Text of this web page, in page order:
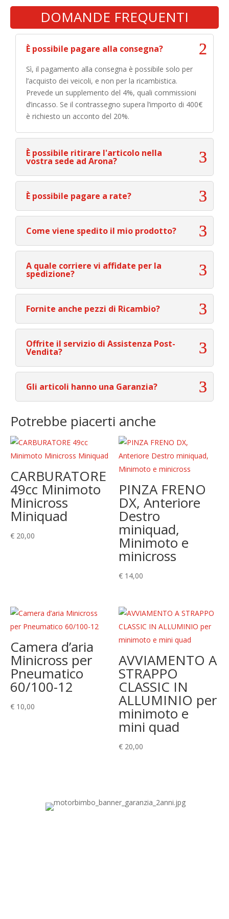
DOMANDE FREQUENTI
È possibile pagare alla consegna?
Sì, il pagamento alla consegna è possibile solo per
l’acquisto dei veicoli, e non per la ricambistica.
Prevede un supplemento del 4%, quali commissioni
d’incasso. Se il contrassegno supera l’importo di 400€
è richiesto un acconto del 20%.
È possibile ritirare l'articolo nella
vostra sede ad Arona?
È possibile pagare a rate?
Come viene spedito il mio prodotto?
A quale corriere vi affidate per la
spedizione?
Fornite anche pezzi di Ricambio?
Offrite il servizio di Assistenza Post-
Vendita?
Gli articoli hanno una Garanzia?
Potrebbe piacerti anche
CARBURATORE
49cc Minimoto
Minicross
Miniquad
€ 20,00
PINZA FRENO
DX, Anteriore
Destro
miniquad,
Minimoto e
minicross
€ 14,00
Camera d’aria
Minicross per
Pneumatico
60/100-12
€ 10,00
AVVIAMENTO A
STRAPPO
CLASSIC IN
ALLUMINIO per
minimoto e
mini quad
€ 20,00